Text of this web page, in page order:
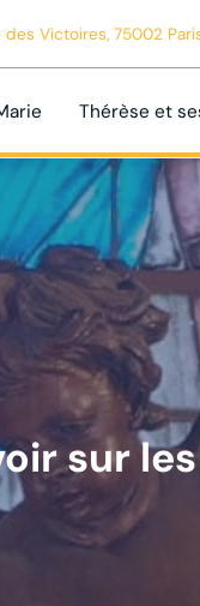
Victoires, 75002
Thérèse et
sur